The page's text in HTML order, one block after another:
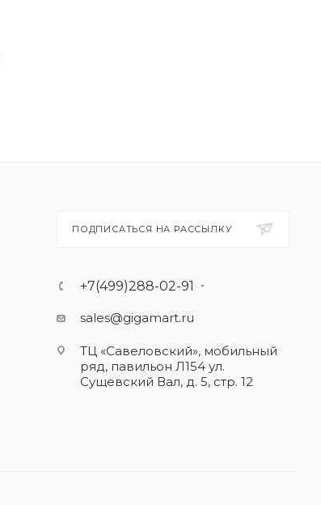
ПОДПИСАТЬСЯ НА РАССЫЛКУ
+7(499)288-02-91
sales@gigamart.ru
ТЦ «Савеловский», мобильный
ряд, павильон Л154 ул.
Сущевский Вал, д. 5, стр. 12